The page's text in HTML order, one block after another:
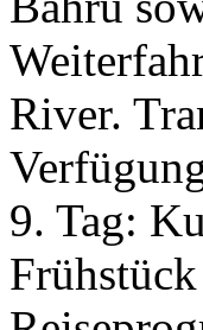
River.
9. Tag: